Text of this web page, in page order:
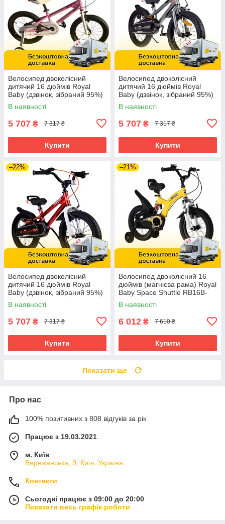
Велосипед двоколісний
дитячий 16 дюймів Royal
Baby (дзвінок, зібраний 95%)
7TH FREESTYLE RB16B-6P
Рожевий
В наявності
5 707 ₴ 7 317 ₴
Купити
Велосипед двоколісний
дитячий 16 дюймів Royal
Baby (дзвінок, зібраний 95%)
7TH FREESTYLE RB16B-6P
Сірий
В наявності
5 707 ₴ 7 317 ₴
Купити
–22%
Велосипед двоколісний
дитячий 16 дюймів Royal
Baby (дзвінок, зібраний 95%)
7TH FREESTYLE RB16B-6P
Червоний
В наявності
5 707 ₴ 7 317 ₴
Купити
–21%
Велосипед двоколісний 16
дюймів (магнієва рама) Royal
Baby Space Shuttle RB16B-
9Ж Жовтий
В наявності
6 012 ₴ 7 610 ₴
Купити
Показати ще
Про нас
100% позитивних з 808 відгуків за рік
Працює з 19.03.2021
м. Київ
Бережанська, 9, Київ, Україна
Контакти
Сьогодні працює з 09:00 до 20:00
Показати весь графік роботи